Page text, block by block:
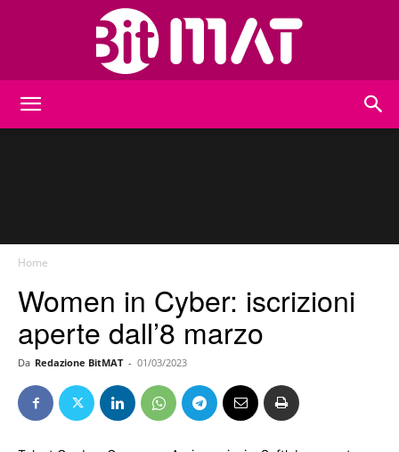
Home
Women in Cyber: iscrizioni
aperte dall’8 marzo
Da Redazione BitMAT - 01/03/2023